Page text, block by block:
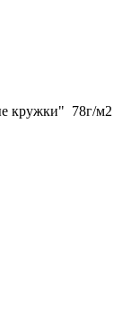
кружки" 78г/м2